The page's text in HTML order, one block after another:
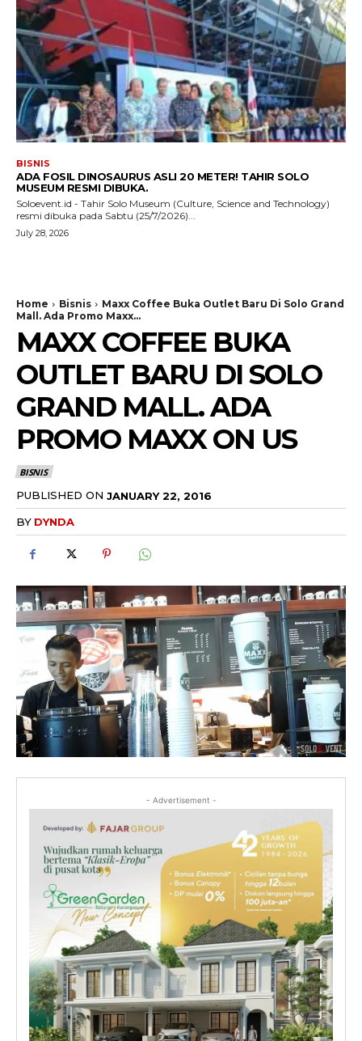
BISNIS
ADA FOSIL DINOSAURUS ASLI 20 METER! TAHIR SOLO
MUSEUM RESMI DIBUKA.
Soloevent.id - Tahir Solo Museum (Culture, Science and Technology)
resmi dibuka pada Sabtu (25/7/2026)...
July 28, 2026